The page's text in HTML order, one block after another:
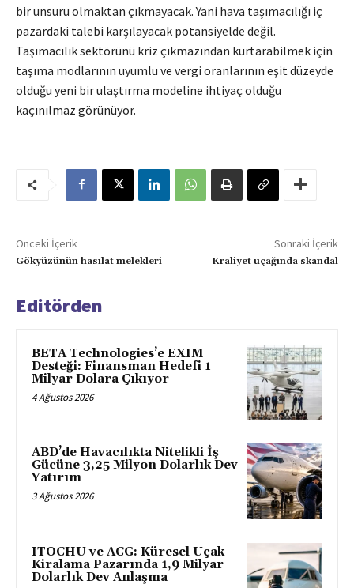
bir unsuru olmaktan çıkmayacak. Yani hava taşımacılığı iç
pazardaki talebi karşılayacak potansiyelde değil.
Taşımacılık sektörünü kriz çıkmazından kurtarabilmek için
taşıma modlarının uyumlu ve vergi oranlarının eşit düzeyde
olduğu yeni bir ulaştırma modeline ihtiyaç olduğu
kaçınılmaz görünüyor.
Önceki İçerik
Gökyüzünün hasılat melekleri
Sonraki İçerik
Kraliyet uçağında skandal
Editörden
BETA Technologies’e EXIM
Desteği: Finansman Hedefi 1
Milyar Dolara Çıkıyor
4 Ağustos 2026
ABD’de Havacılıkta Nitelikli İş
Gücüne 3,25 Milyon Dolarlık Dev
Yatırım
3 Ağustos 2026
ITOCHU ve ACG: Küresel Uçak
Kiralama Pazarında 1,9 Milyar
Dolarlık Dev Anlaşma